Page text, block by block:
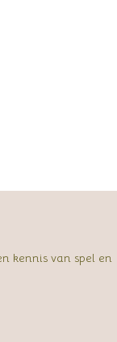
kennis van spel en